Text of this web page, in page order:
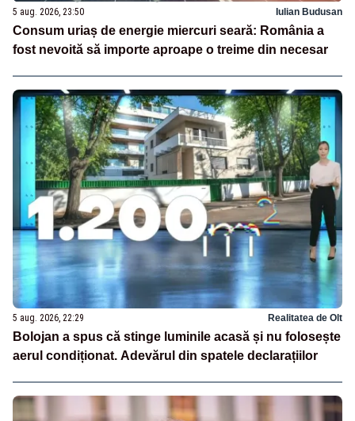
5 aug. 2026, 23:50 Iulian Budusan
Consum uriaș de energie miercuri seară: România a
fost nevoită să importe aproape o treime din necesar
5 aug. 2026, 22:29 Realitatea de Olt
Bolojan a spus că stinge luminile acasă și nu folosește
aerul condiționat. Adevărul din spatele declarațiilor